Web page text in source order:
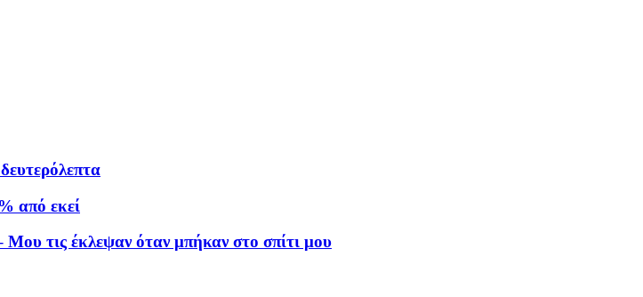
από εκεί
τις έκλεψαν όταν μπήκαν στο σπίτι μου